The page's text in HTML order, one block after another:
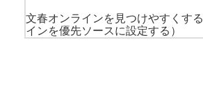
文春オンラインを見つけやすくする
インを優先ソースに設定する）